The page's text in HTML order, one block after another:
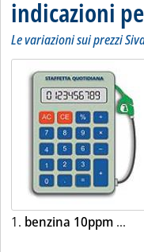
indicazioni
Le variazioni sui prezzi
1. benzina 10ppm ...